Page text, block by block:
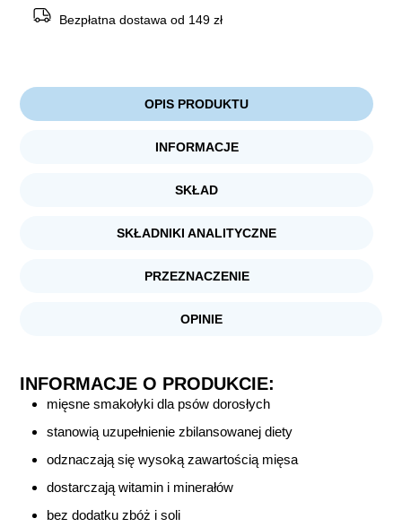
Bezpłatna dostawa od 149 zł
OPIS PRODUKTU
INFORMACJE
SKŁAD
SKŁADNIKI ANALITYCZNE
PRZEZNACZENIE
OPINIE
INFORMACJE O PRODUKCIE:
mięsne smakołyki dla psów dorosłych
stanowią uzupełnienie zbilansowanej diety
odznaczają się wysoką zawartością mięsa
dostarczają witamin i minerałów
bez dodatku zbóż i soli